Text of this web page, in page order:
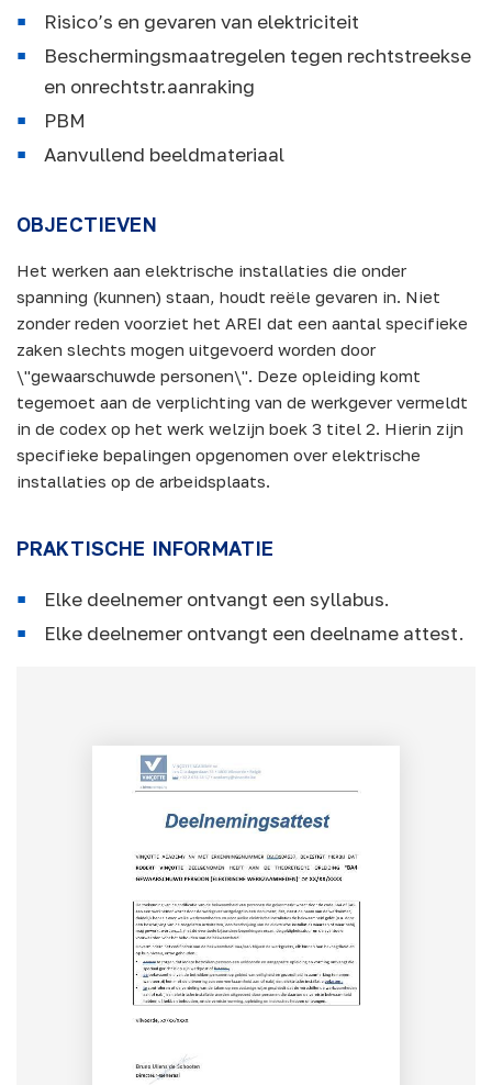
Risico’s en gevaren van elektriciteit
Beschermingsmaatregelen tegen rechtstreekse
en onrechtstr.aanraking
PBM
Aanvullend beeldmateriaal
OBJECTIEVEN
Het werken aan elektrische installaties die onder
spanning (kunnen) staan, houdt reële gevaren in. Niet
zonder reden voorziet het AREI dat een aantal specifieke
zaken slechts mogen uitgevoerd worden door
\"gewaarschuwde personen\". Deze opleiding komt
tegemoet aan de verplichting van de werkgever vermeldt
in de codex op het werk welzijn boek 3 titel 2. Hierin zijn
specifieke bepalingen opgenomen over elektrische
installaties op de arbeidsplaats.
PRAKTISCHE INFORMATIE
Elke deelnemer ontvangt een syllabus.
Elke deelnemer ontvangt een deelname attest.